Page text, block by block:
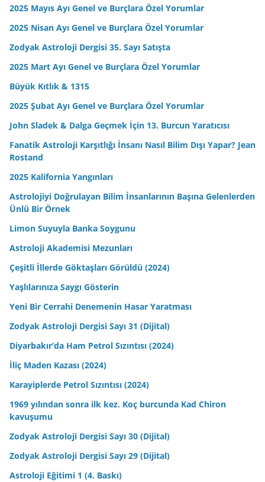
2025 Mayıs Ayı Genel ve Burçlara Özel Yorumlar
2025 Nisan Ayı Genel ve Burçlara Özel Yorumlar
Zodyak Astroloji Dergisi 35. Sayı Satışta
2025 Mart Ayı Genel ve Burçlara Özel Yorumlar
Büyük Kıtlık & 1315
2025 Şubat Ayı Genel ve Burçlara Özel Yorumlar
John Sladek & Dalga Geçmek İçin 13. Burcun Yaratıcısı
Fanatik Astroloji Karşıtlığı İnsanı Nasıl Bilim Dışı Yapar? Jean
Rostand
2025 Kalifornia Yangınları
Astrolojiyi Doğrulayan Bilim İnsanlarının Başına Gelenlerden
Ünlü Bir Örnek
Limon Suyuyla Banka Soygunu
Astroloji Akademisi Mezunları
Çeşitli İllerde Göktaşları Görüldü (2024)
Yaşlılarınıza Saygı Gösterin
Yeni Bir Cerrahi Denemenin Hasar Yaratması
Zodyak Astroloji Dergisi Sayı 31 (Dijital)
Diyarbakır’da Ham Petrol Sızıntısı (2024)
İliç Maden Kazası (2024)
Karayiplerde Petrol Sızıntısı (2024)
1969 yılından sonra ilk kez. Koç burcunda Kad Chiron
kavuşumu
Zodyak Astroloji Dergisi Sayı 30 (Dijital)
Zodyak Astroloji Dergisi Sayı 29 (Dijital)
Astroloji Eğitimi 1 (4. Baskı)